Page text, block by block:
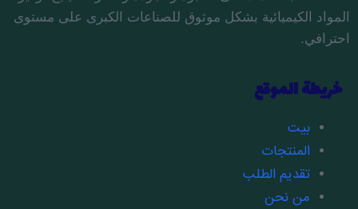
المواد الكيميائية بشكل موثوق للصناعات الكبرى على مستوى
احترافي.
خريطة الموقع
بيت
المنتجات
تقديم الطلب
من نحن